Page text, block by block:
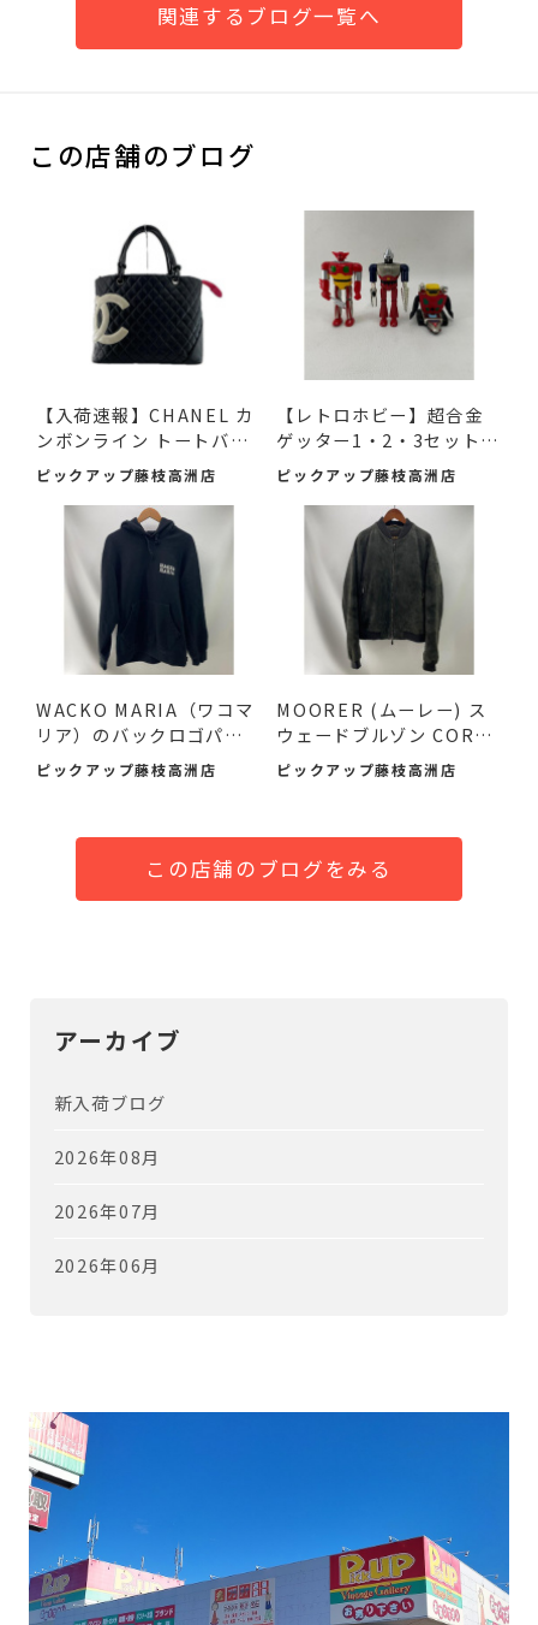
関連するブログ一覧へ
この店舗のブログ
【入荷速報】CHANEL カ
ンボンライン トートバッ
グ...
ピックアップ藤枝高洲店
【レトロホビー】超合金
ゲッター1・2・3セット
（2...
ピックアップ藤枝高洲店
WACKO MARIA（ワコマ
リア）のバックロゴパー
カーが！
ピックアップ藤枝高洲店
MOORER (ムーレー) ス
ウェードブルゾン COREL
I-UR ...
ピックアップ藤枝高洲店
この店舗のブログをみる
アーカイブ
新入荷ブログ
2026年08月
2026年07月
2026年06月